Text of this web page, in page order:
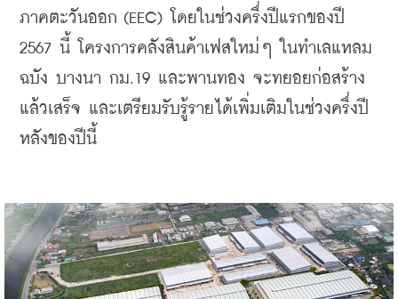
ภาคตะวันออก (EEC) โดยในช่วงครึ่งปีแรกของปี
2567 นี้ โครงการคลังสินค้าเฟสใหม่ๆ ในทำเลแหลม
ฉบัง บางนา กม.19 และพานทอง จะทยอยก่อสร้าง
แล้วเสร็จ และเตรียมรับรู้รายได้เพิ่มเติมในช่วงครึ่งปี
หลังของปีนี้